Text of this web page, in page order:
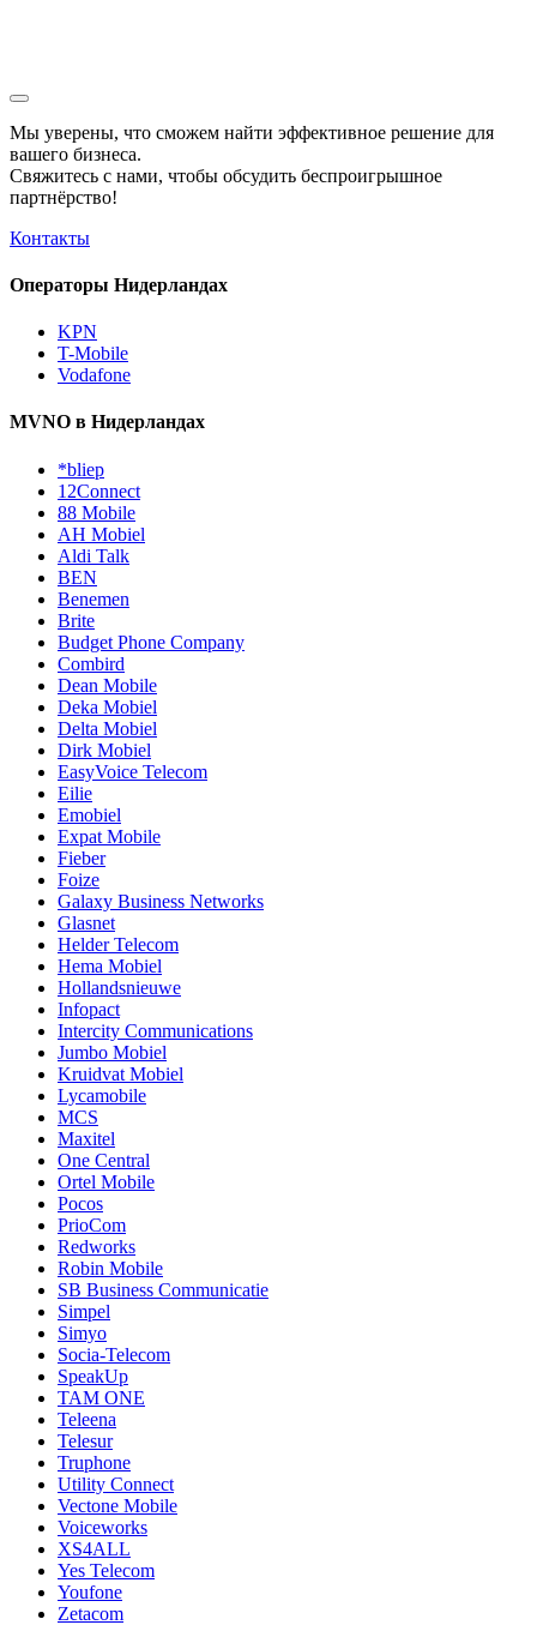
Мы уверены, что сможем найти эффективное решение для
вашего бизнеса.
Свяжитесь с нами, чтобы обсудить беспроигрышное
партнёрство!
Контакты
Операторы Нидерландах
KPN
T-Mobile
Vodafone
MVNO в Нидерландах
*bliep
12Connect
88 Mobile
AH Mobiel
Aldi Talk
BEN
Benemen
Brite
Budget Phone Company
Combird
Dean Mobile
Deka Mobiel
Delta Mobiel
Dirk Mobiel
EasyVoice Telecom
Eilie
Emobiel
Expat Mobile
Fieber
Foize
Galaxy Business Networks
Glasnet
Helder Telecom
Hema Mobiel
Hollandsnieuwe
Infopact
Intercity Communications
Jumbo Mobiel
Kruidvat Mobiel
Lycamobile
MCS
Maxitel
One Central
Ortel Mobile
Pocos
PrioCom
Redworks
Robin Mobile
SB Business Communicatie
Simpel
Simyo
Socia-Telecom
SpeakUp
TAM ONE
Teleena
Telesur
Truphone
Utility Connect
Vectone Mobile
Voiceworks
XS4ALL
Yes Telecom
Youfone
Zetacom